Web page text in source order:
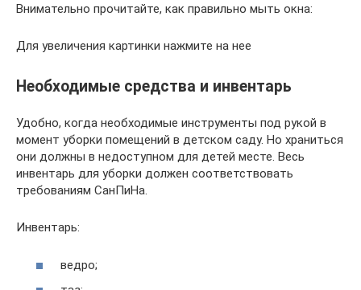
Внимательно прочитайте, как правильно мыть окна:
Для увеличения картинки нажмите на нее
Необходимые средства и инвентарь
Удобно, когда необходимые инструменты под рукой в
момент уборки помещений в детском саду. Но храниться
они должны в недоступном для детей месте. Весь
инвентарь для уборки должен соответствовать
требованиям СанПиНа.
Инвентарь:
ведро;